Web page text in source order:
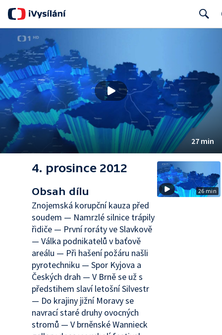
27 min
4. prosince 2012
Obsah dílu
Znojemská korupční kauza před
soudem — Namrzlé silnice trápily
řidiče — První roráty ve Slavkově
— Válka podnikatelů v baťově
areálu — Při hašení požáru našli
pyrotechniku — Spor Kyjova a
Českých drah — V Brně se už s
předstihem slaví letošní Silvestr
— Do krajiny jižní Moravy se
navrací staré druhy ovocných
stromů — V brněnské Wannieck
26 min